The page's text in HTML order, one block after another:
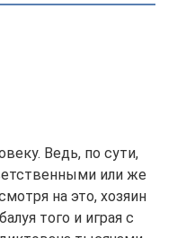
Ведь, по сути,
или же
на это, хозяин
того и играя с